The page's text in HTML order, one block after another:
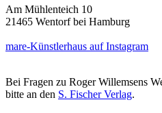
Am Mühlenteich 10
21465 Wentorf bei Hamburg
mare-Künstlerhaus auf Instagram
Bei Fragen zu Roger Willemsens
bitte an den S. Fischer Verlag.